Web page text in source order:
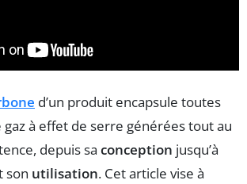
d’un produit encapsule toutes
gaz à effet de serre générées tout au
depuis sa conception jusqu’à
son utilisation. Cet article vise à